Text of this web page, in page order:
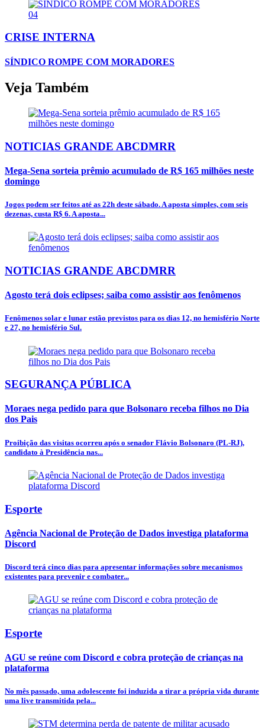
04
CRISE INTERNA
SÍNDICO ROMPE COM MORADORES
Veja Também
NOTICIAS GRANDE ABCDMRR
Mega-Sena sorteia prêmio acumulado de R$ 165 milhões neste
domingo
Jogos podem ser feitos até as 22h deste sábado. A aposta simples, com seis
dezenas, custa R$ 6. A aposta...
NOTICIAS GRANDE ABCDMRR
Agosto terá dois eclipses; saiba como assistir aos fenômenos
Fenômenos solar e lunar estão previstos para os dias 12, no hemisfério Norte
e 27, no hemisfério Sul.
SEGURANÇA PÚBLICA
Moraes nega pedido para que Bolsonaro receba filhos no Dia
dos Pais
Proibição das visitas ocorreu após o senador Flávio Bolsonaro (PL-RJ),
candidato à Presidência nas...
Esporte
Agência Nacional de Proteção de Dados investiga plataforma
Discord
Discord terá cinco dias para apresentar informações sobre mecanismos
existentes para prevenir e combater...
Esporte
AGU se reúne com Discord e cobra proteção de crianças na
plataforma
No mês passado, uma adolescente foi induzida a tirar a própria vida durante
uma live transmitida pela...